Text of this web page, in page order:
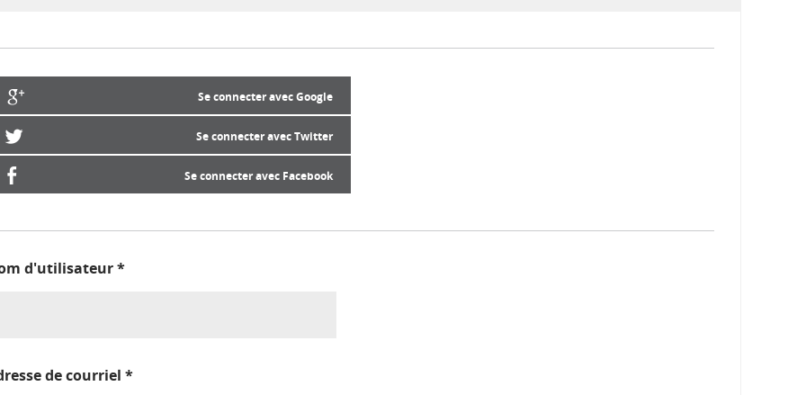
Se connecter avec Google
Se connecter avec Twitter
Se connecter avec Facebook
d'utilisateur*
de courriel *